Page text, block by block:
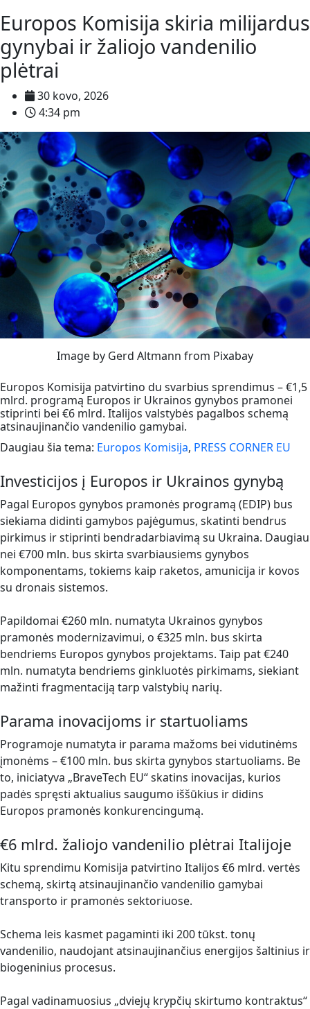
Europos Komisija skiria milijardus
gynybai ir žaliojo vandenilio
plėtrai
30 kovo, 2026
4:34 pm
Image by Gerd Altmann from Pixabay
Europos Komisija patvirtino du svarbius sprendimus – €1,5
mlrd. programą Europos ir Ukrainos gynybos pramonei
stiprinti bei €6 mlrd. Italijos valstybės pagalbos schemą
atsinaujinančio vandenilio gamybai.
Daugiau šia tema: Europos Komisija, PRESS CORNER EU
Investicijos į Europos ir Ukrainos gynybą
Pagal Europos gynybos pramonės programą (EDIP) bus
siekiama didinti gamybos pajėgumus, skatinti bendrus
pirkimus ir stiprinti bendradarbiavimą su Ukraina. Daugiau
nei €700 mln. bus skirta svarbiausiems gynybos
komponentams, tokiems kaip raketos, amunicija ir kovos
su dronais sistemos.
Papildomai €260 mln. numatyta Ukrainos gynybos
pramonės modernizavimui, o €325 mln. bus skirta
bendriems Europos gynybos projektams. Taip pat €240
mln. numatyta bendriems ginkluotės pirkimams, siekiant
mažinti fragmentaciją tarp valstybių narių.
Parama inovacijoms ir startuoliams
Programoje numatyta ir parama mažoms bei vidutinėms
įmonėms – €100 mln. bus skirta gynybos startuoliams. Be
to, iniciatyva „BraveTech EU“ skatins inovacijas, kurios
padės spręsti aktualius saugumo iššūkius ir didins
Europos pramonės konkurencingumą.
€6 mlrd. žaliojo vandenilio plėtrai Italijoje
Kitu sprendimu Komisija patvirtino Italijos €6 mlrd. vertės
schemą, skirtą atsinaujinančio vandenilio gamybai
transporto ir pramonės sektoriuose.
Schema leis kasmet pagaminti iki 200 tūkst. tonų
vandenilio, naudojant atsinaujinančius energijos šaltinius ir
biogeninius procesus.
Pagal vadinamuosius „dviejų krypčių skirtumo kontraktus“